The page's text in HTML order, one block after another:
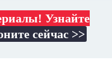
Узнайте
сейчас >>